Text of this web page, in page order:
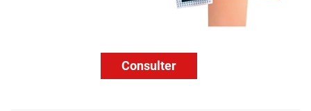
Consulter